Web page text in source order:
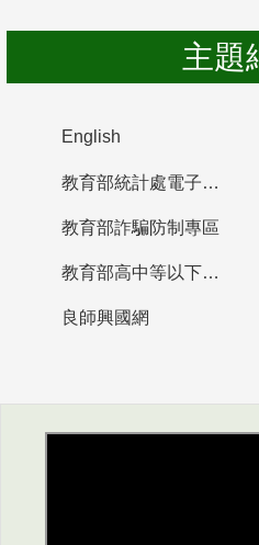
主題
English
教育部統計處電子書櫃
教育部詐騙防制專區
教育部高中等以下學校及幼兒園教師資格檢定考試
良師興國網